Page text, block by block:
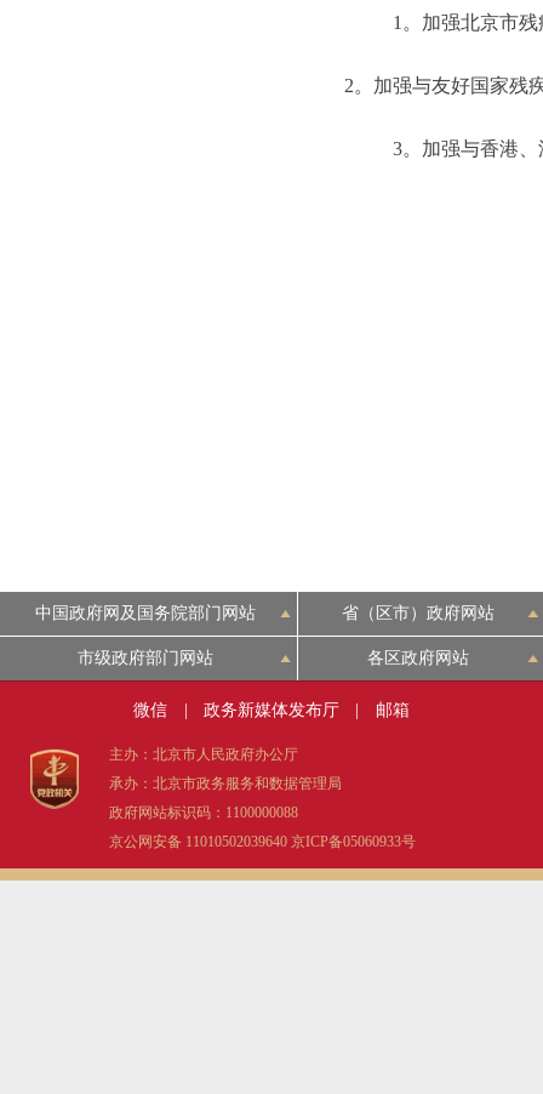
1。加强北京市残
2。加强与友好国家残疾
3。加强与香港、
中国政府网及国务院部门网站 省（区市）政府网站
市级政府部门网站 各区政府网站
微信 政务新媒体发布厅 邮箱
主办：北京市人民政府办公厅
承办：北京市政务服务和数据管理局
政府网站标识码：1100000088
京公网安备 11010502039640 京ICP备05060933号